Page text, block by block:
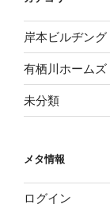
岸本ビルヂング
有栖川ホームズ
未分類
メタ情報
ログイン